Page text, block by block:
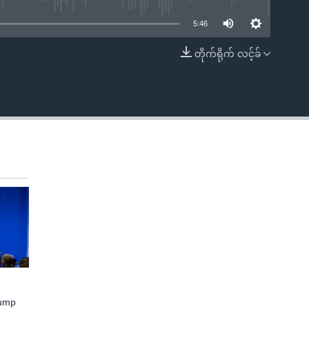
EMBED
5:46
တိုက်ရိုက် လင့်ခ်